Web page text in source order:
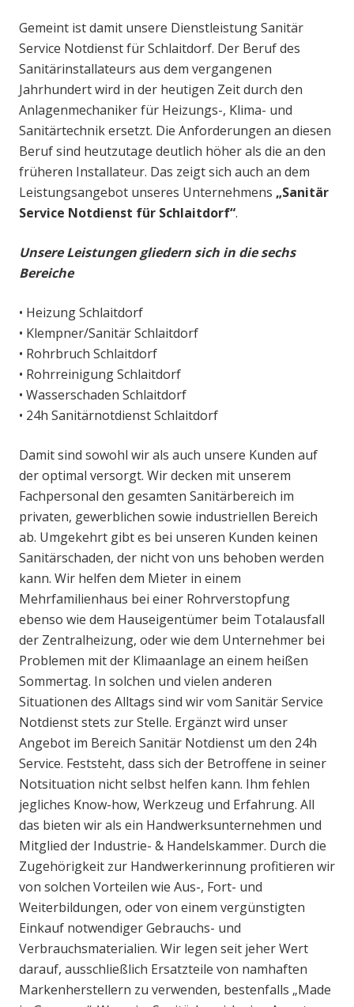
Gemeint ist damit unsere Dienstleistung Sanitär
Service Notdienst für Schlaitdorf. Der Beruf des
Sanitärinstallateurs aus dem vergangenen
Jahrhundert wird in der heutigen Zeit durch den
Anlagenmechaniker für Heizungs-, Klima- und
Sanitärtechnik ersetzt. Die Anforderungen an diesen
Beruf sind heutzutage deutlich höher als die an den
früheren Installateur. Das zeigt sich auch an dem
Leistungsangebot unseres Unternehmens „Sanitär
Service Notdienst für Schlaitdorf“.
Unsere Leistungen gliedern sich in die sechs
Bereiche
• Heizung Schlaitdorf
• Klempner/Sanitär Schlaitdorf
• Rohrbruch Schlaitdorf
• Rohrreinigung Schlaitdorf
• Wasserschaden Schlaitdorf
• 24h Sanitärnotdienst Schlaitdorf
Damit sind sowohl wir als auch unsere Kunden auf
der optimal versorgt. Wir decken mit unserem
Fachpersonal den gesamten Sanitärbereich im
privaten, gewerblichen sowie industriellen Bereich
ab. Umgekehrt gibt es bei unseren Kunden keinen
Sanitärschaden, der nicht von uns behoben werden
kann. Wir helfen dem Mieter in einem
Mehrfamilienhaus bei einer Rohrverstopfung
ebenso wie dem Hauseigentümer beim Totalausfall
der Zentralheizung, oder wie dem Unternehmer bei
Problemen mit der Klimaanlage an einem heißen
Sommertag. In solchen und vielen anderen
Situationen des Alltags sind wir vom Sanitär Service
Notdienst stets zur Stelle. Ergänzt wird unser
Angebot im Bereich Sanitär Notdienst um den 24h
Service. Feststeht, dass sich der Betroffene in seiner
Notsituation nicht selbst helfen kann. Ihm fehlen
jegliches Know-how, Werkzeug und Erfahrung. All
das bieten wir als ein Handwerksunternehmen und
Mitglied der Industrie- & Handelskammer. Durch die
Zugehörigkeit zur Handwerkerinnung profitieren wir
von solchen Vorteilen wie Aus-, Fort- und
Weiterbildungen, oder von einem vergünstigten
Einkauf notwendiger Gebrauchs- und
Verbrauchsmaterialien. Wir legen seit jeher Wert
darauf, ausschließlich Ersatzteile von namhaften
Markenherstellern zu verwenden, bestenfalls „Made